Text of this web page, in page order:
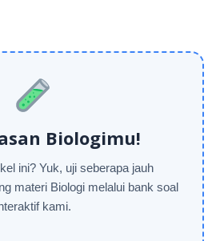
Biologimu!
ini? Yuk, uji seberapa jauh
materi Biologi melalui bank soal
kami.